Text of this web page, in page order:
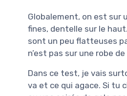
Globalement, on est sur
fines, dentelle sur le
sont un peu flatteuses
n’est pas sur une robe
Dans ce test, je vais
va et ce qui agace. Si tu